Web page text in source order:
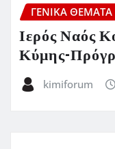
ΓΕΝΙΚΑ ΘΕΜΑΤΑ
Ιερός Ναός
Κύμης-
kimiforum